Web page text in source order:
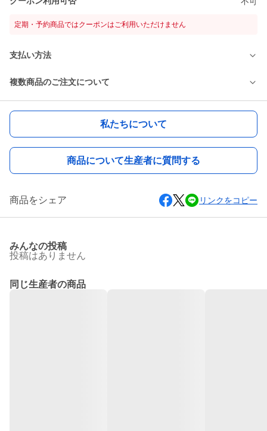
定期・予約商品ではクーポンはご利用いただけません
支払い方法
複数商品のご注文について
私たちについて
商品について生産者に質問する
商品をシェア リンクをコピー
みんなの投稿
投稿はありません
同じ生産者の商品